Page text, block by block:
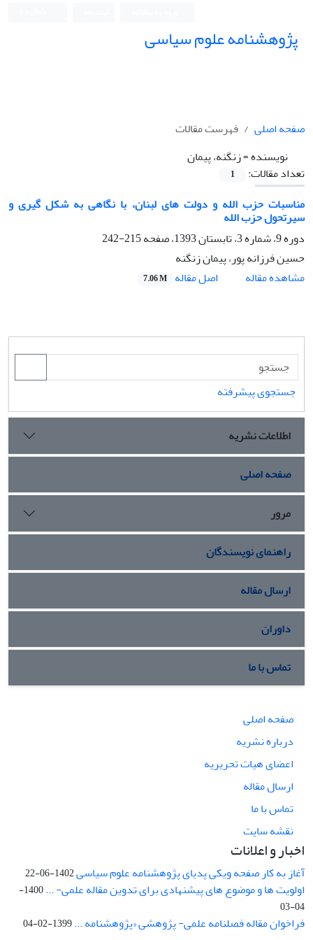
پژوهشنامه علوم سیاسی
صفحه اصلی
فهرست مقالات
نویسنده =زنگنه، پیمان
تعداد مقالات:
1
مناسبات حزب الله و دولت های لبنان، با نگاهی به شکل گیری و
سیرتحول حزب الله
دوره 9، شماره 3، تابستان 1393، صفحه
215-242
حسین فرزانه پور، پیمان زنگنه
مشاهده مقاله
اصل مقاله 7.06 M
جستجوی پیشرفته
اطلاعات نشریه
صفحه اصلی
مرور
راهنمای نویسندگان
ارسال مقاله
داوران
تماس با ما
صفحه اصلی
درباره نشریه
اعضای هیات تحریریه
ارسال مقاله
تماس با ما
نقشه سایت
اخبار و اعلانات
آغاز به کار صفحه ویکی پدیای پژوهشنامه علوم سیاسی1402-06-22
اولویت ها و موضوع های پیشنهادی برای تدوین مقاله علمی- ...
1400-
04-03
فراخوان مقاله فصلنامه علمی- پژوهشی «پژوهشنامه ...1399-02-04